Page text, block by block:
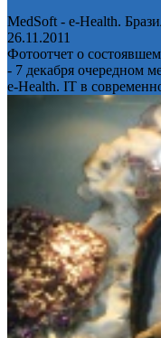
MedSoft - e-Health.
26.11.2011
Фотоотчет о
- 7 декабря очередном
e-Health. IT в